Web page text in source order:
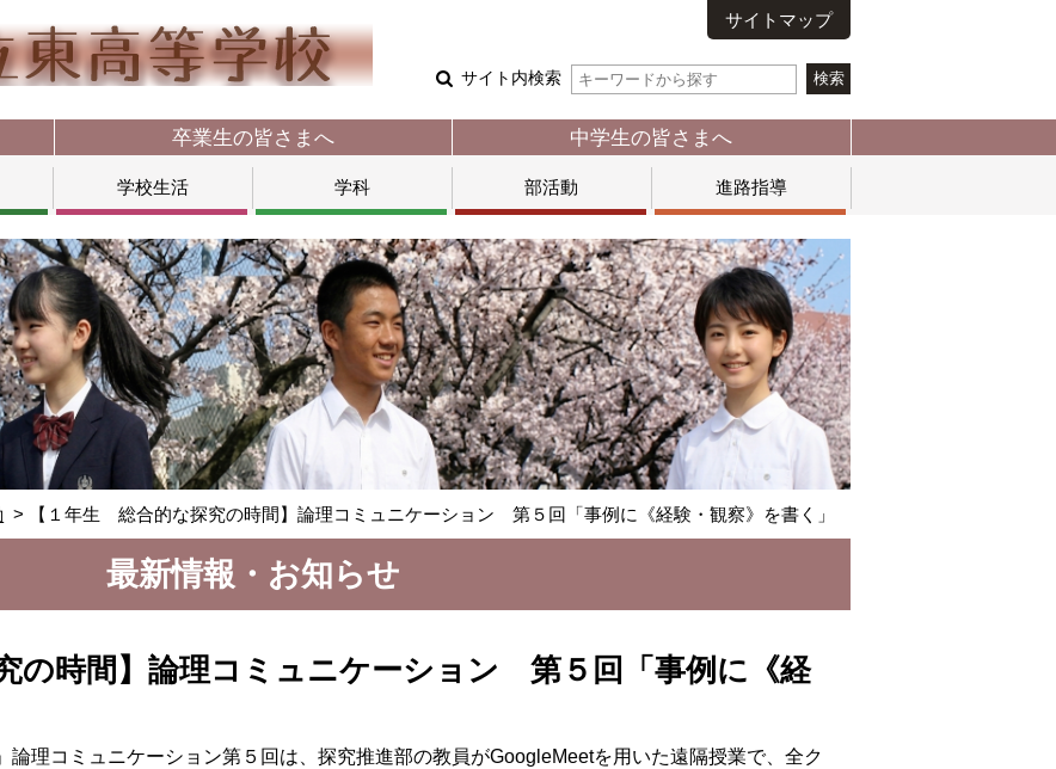
サイトマップ
サイト内検索
卒業生の皆さまへ 中学生の皆さまへ
学校生活 学科 部活動 進路指導
【１年生 総合的な探究の時間】論理コミュニケーション 第５回「事例に《経験・観察》を書く」
最新情報・お知らせ
の時間】論理コミュニケーション 第５回「事例に《経
理コミュニケーション第５回は、探究推進部の教員がGoogleMeetを用いた遠隔授業で、全ク